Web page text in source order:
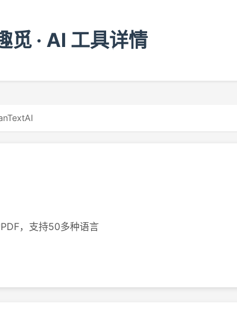
觅 · AI 工具详情
，支持50多种语言